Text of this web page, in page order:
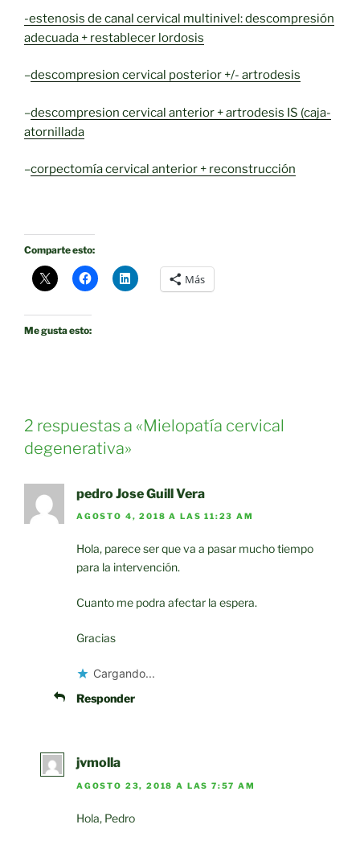
-estenosis de canal cervical multinivel: descompresión
adecuada + restablecer lordosis
–descompresion cervical posterior +/- artrodesis
–descompresion cervical anterior + artrodesis IS (caja-
atornillada
–corpectomía cervical anterior + reconstrucción
Comparte esto:
Más
Me gusta esto:
2 respuestas a «Mielopatía cervical
degenerativa»
pedro Jose Guill Vera
AGOSTO 4, 2018 A LAS 11:23 AM
Hola, parece ser que va a pasar mucho tiempo
para la intervención.
Cuanto me podra afectar la espera.
Gracias
Cargando...
Responder
jvmolla
AGOSTO 23, 2018 A LAS 7:57 AM
Hola, Pedro